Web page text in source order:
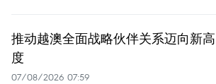
推动越澳全面战略伙伴关系迈向新高
度
07/08/2026 07:59